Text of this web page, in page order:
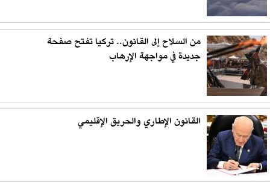
من السلاح إلى القانون.. تركيا تفتح صفحة
جديدة في مواجهة الإرهاب
القانون الإطاري والحريق الإقليمي